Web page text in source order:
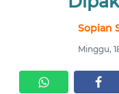
Sopian
Minggu,
KRIMINAL